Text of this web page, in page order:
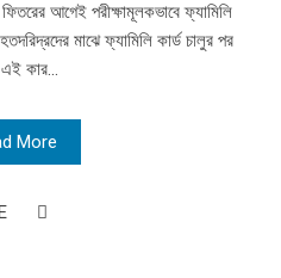
আগেই পরীক্ষামূলকভাবে ফ্যামিলি
মাঝে ফ্যামিলি কার্ড চালুর পর
এই কার...
More